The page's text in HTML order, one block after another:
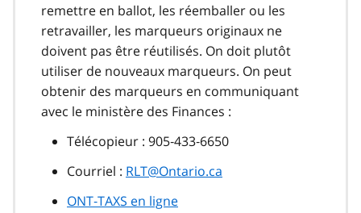
remettre en ballot, les réemballer ou les
retravailler, les marqueurs originaux ne
doivent pas être réutilisés. On doit plutôt
utiliser de nouveaux marqueurs. On peut
obtenir des marqueurs en communiquant
avec le ministère des Finances :
Télécopieur : 905‑433‑6650
Courriel : RLT@Ontario.ca
ONT‑TAXS en ligne